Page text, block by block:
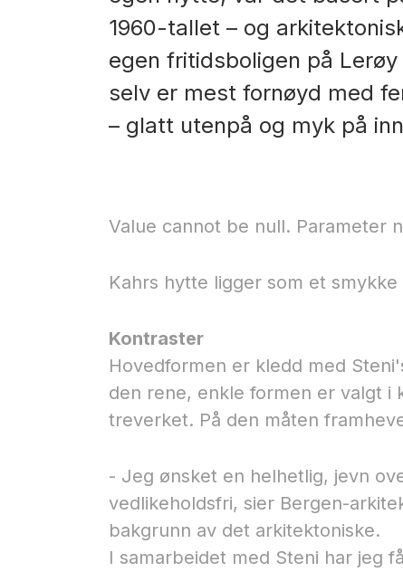
1960-tallet – og
egen fritidsboligen på
selv er mest fornøyd med
– glatt utenpå og myk på
Value cannot be null. Parameter
Kahrs hytte ligger som et smykke
Kontraster
Hovedformen er kledd med
den rene, enkle formen er valgt i
treverket. På den måten
- Jeg ønsket en helhetlig, jevn
vedlikeholdsfri, sier Bergen-
bakgrunn av det arkitektoniske.
I samarbeidet med Steni har jeg